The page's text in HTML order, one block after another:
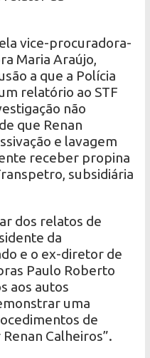
vice-procuradora-
Maria Araújo,
a que a Polícia
relatório ao STF
não
que Renan
e lavagem
receber propina
subsidiária
dos relatos de
da
e o ex-diretor de
Paulo Roberto
aos autos
uma
de
Calheiros”.